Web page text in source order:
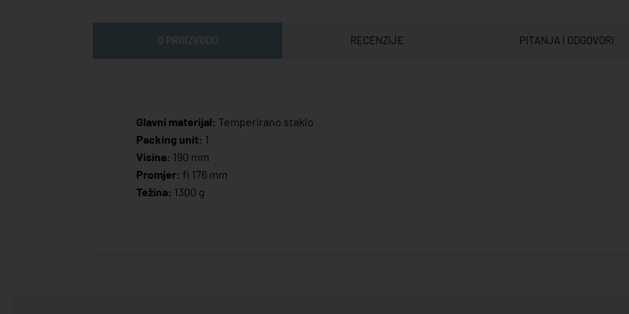
RECENZIJE PITANJA I ODGOVORI
Glavni materijal: Temperirano staklo
Packing unit: 1
Visina: 190 mm
Promjer: fi 176 mm
Težina: 1300 g